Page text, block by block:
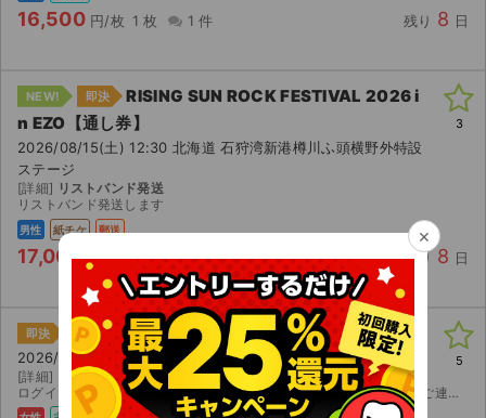
16,500 円/枚 1 枚 1 件 残り 8 日
NEW! 即決
RISING SUN ROCK FESTIVAL 2026 i
n EZO【通し券】
2026/08/15(土) 12:30 北海道 石狩湾新港樽川ふ頭横野外特設
ステージ
[詳細] リストバンド発送
リストバンド発送します
男性 紙チケ 郵送
17,000 円/枚 1 枚 0 件 残り 8 日
3
即決 LuckyFes’26【1日券】
2026/08/08(土) 10:00 茨城 国営ひたち海浜公園
[詳細]
≠ME 前方エリア~400番代
ログイン情報お伝えします ご不明点等あればコメント欄にお気軽にご連絡ください！
5
×